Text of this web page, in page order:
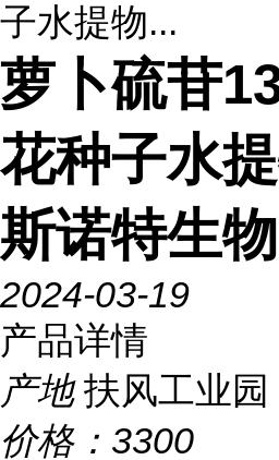
子水提物...
萝卜硫苷
花种子水
斯诺特生物
2024-03-19
产品详情
产地 扶风工业园
价格： 3300